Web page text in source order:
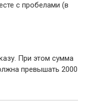
с пробелами (в
При этом сумма
превышать 2000